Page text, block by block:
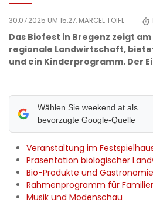
30.07.2025 UM 15:27, MARCEL TOIFL 1
Das Biofest in Bregenz zeigt am
regionale Landwirtschaft,
und ein Kinderprogramm. Der
Wählen Sie weekend.at als
bevorzugte Google-Quelle
Veranstaltung im
Präsentation biologischer
Bio-Produkte und Gastronomie
Rahmenprogramm für
Musik und Modenschau